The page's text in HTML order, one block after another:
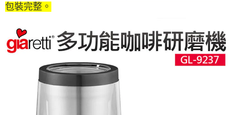
包裝完整。